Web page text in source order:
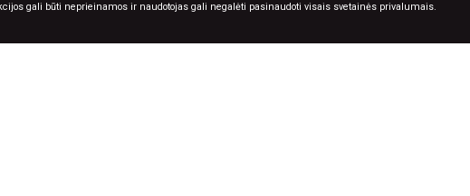
gali būti neprieinamos ir naudotojas gali negalėti pasinaudoti visais svetainės privalumais.